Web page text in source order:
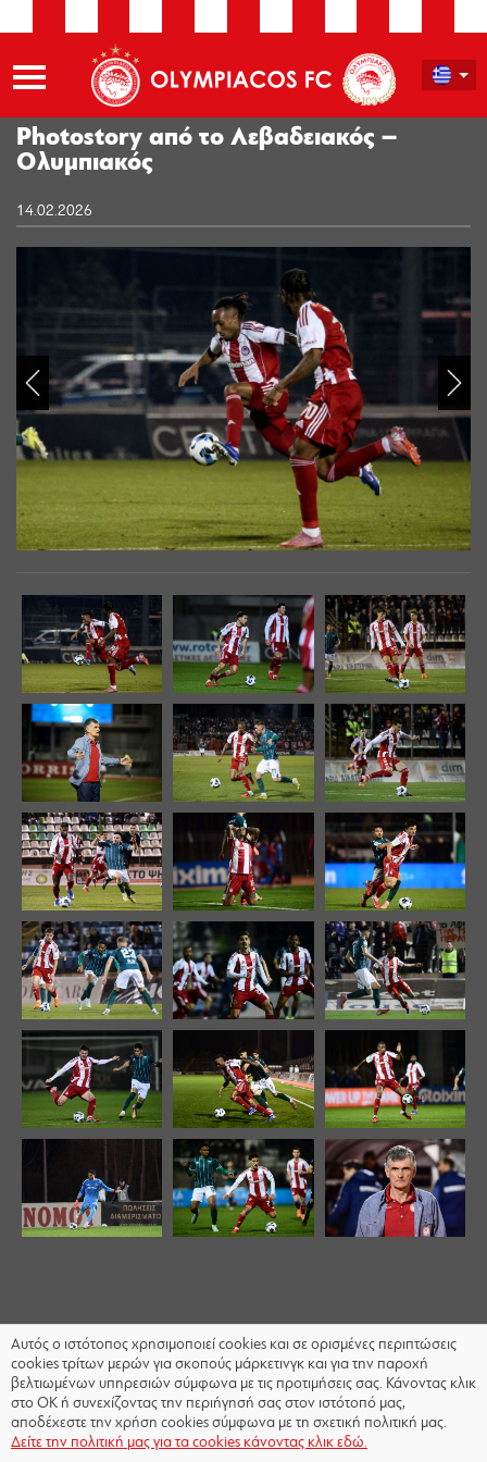
Photostory από το Λεβαδειακός –
Ολυμπιακός
14.02.2026
Αυτός ο ιστότοπος χρησιμοποιεί cookies και σε ορισμένες περιπτώσεις
cookies τρίτων μερών για σκοπούς μάρκετινγκ και για την παροχή
βελτιωμένων υπηρεσιών σύμφωνα με τις προτιμήσεις σας. Κάνοντας κλικ
στο OK ή συνεχίζοντας την περιήγησή σας στον ιστότοπό μας,
αποδέχεστε την χρήση cookies σύμφωνα με τη σχετική πολιτική μας.
Δείτε την πολιτική μας για τα cookies κάνοντας κλικ εδώ.